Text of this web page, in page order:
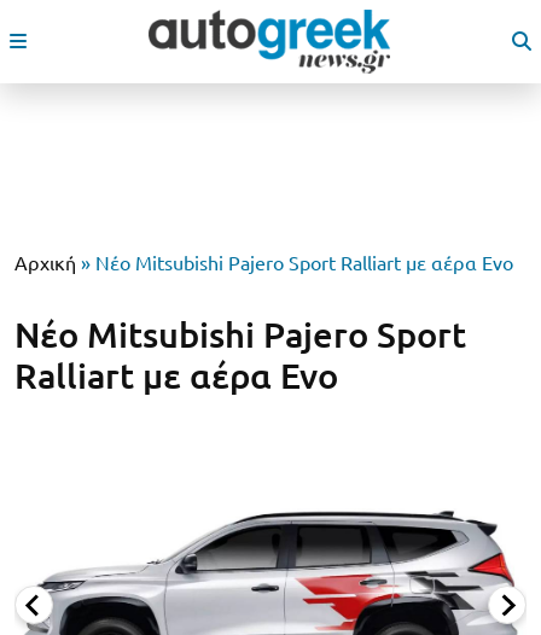
Αρχική » Νέο Mitsubishi Pajero Sport Ralliart με αέρα Evo
Νέο Mitsubishi Pajero Sport
Ralliart με αέρα Evo